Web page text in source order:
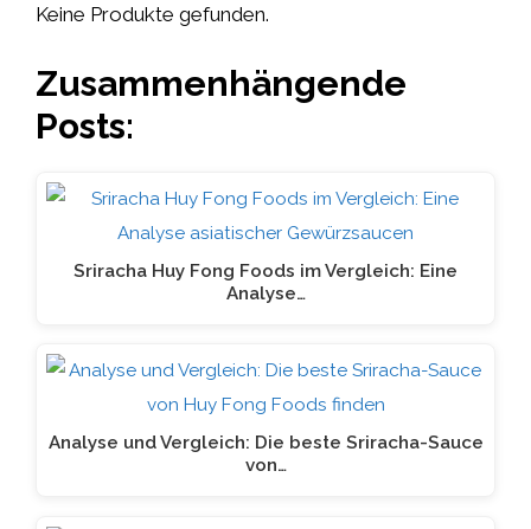
Keine Produkte gefunden.
Zusammenhängende
Posts:
Sriracha Huy Fong Foods im Vergleich: Eine
Analyse…
Analyse und Vergleich: Die beste Sriracha-Sauce
von…